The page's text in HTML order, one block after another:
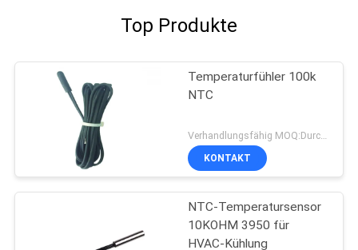
Top Produkte
Temperaturfühler 100k
NTC
Verhandlungsfähig MOQ:Durchkontaktierung
KONTAKT
NTC-Temperatursensor
10KOHM 3950 für
HVAC-Kühlung